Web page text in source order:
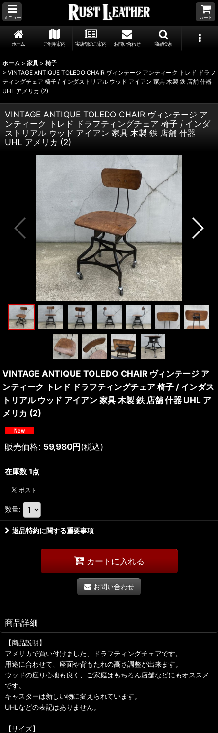
メニュー カート
ホーム ご利用案内 実店舗のご案内 お問い合わせ 商品検索
ホーム > 家具 > 椅子
> VINTAGE ANTIQUE TOLEDO CHAIR ヴィンテージ アンティーク トレド ドラフ
ティングチェア 椅子 / インダストリアル ウッド アイアン 家具 木製 鉄 店舗 什器
UHL アメリカ (2)
VINTAGE ANTIQUE TOLEDO CHAIR ヴィンテージ ア
ンティーク トレド ドラフティングチェア 椅子 / インダ
ストリアル ウッド アイアン 家具 木製 鉄 店舗 什器
UHL アメリカ (2)
VINTAGE ANTIQUE TOLEDO CHAIR ヴィンテージ ア
ンティーク トレド ドラフティングチェア 椅子 / インダス
トリアル ウッド アイアン 家具 木製 鉄 店舗 什器 UHL ア
メリカ (2)
販売価格: 59,980円(税込)
在庫数 1点
数量:
返品特約に関する重要事項
カートに入れる
お問い合わせ
商品詳細
【商品説明】
アメリカで買い付けました、ドラフティングチェアです。
用途に合わせて、座面や背もたれの高さ調整が出来ます。
ウッドの座り心地も良く、ご家庭はもちろん店舗などにもオススメ
です。
キャスターは新しい物に変えられています。
UHLなどの表記はありません。
【サイズ】